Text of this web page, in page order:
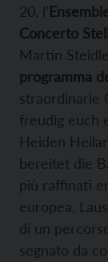
20, l’
Concerto
Martin
programma
straordinarie
freudig euch
Heiden
bereitet die
più raffinati
europea,
di un
segnato da